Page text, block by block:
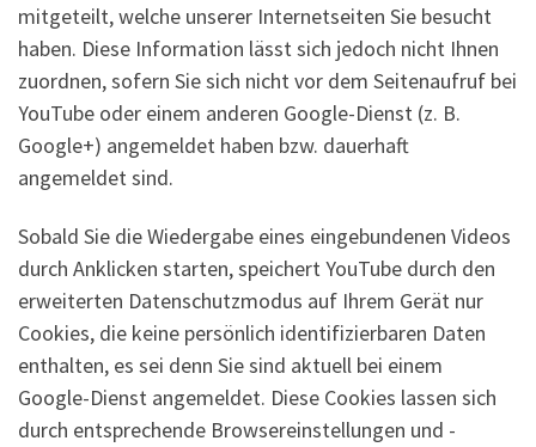
mitgeteilt, welche unserer Internetseiten Sie besucht
haben. Diese Information lässt sich jedoch nicht Ihnen
zuordnen, sofern Sie sich nicht vor dem Seitenaufruf bei
YouTube oder einem anderen Google-Dienst (z. B.
Google+) angemeldet haben bzw. dauerhaft
angemeldet sind.
Sobald Sie die Wiedergabe eines eingebundenen Videos
durch Anklicken starten, speichert YouTube durch den
erweiterten Datenschutzmodus auf Ihrem Gerät nur
Cookies, die keine persönlich identifizierbaren Daten
enthalten, es sei denn Sie sind aktuell bei einem
Google-Dienst angemeldet. Diese Cookies lassen sich
durch entsprechende Browsereinstellungen und -